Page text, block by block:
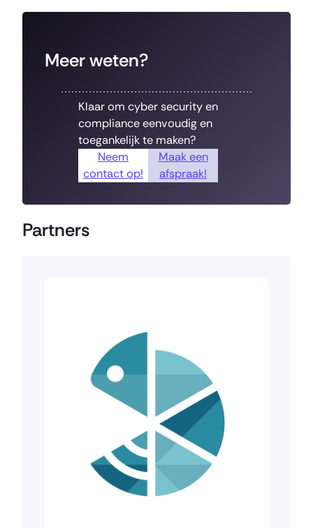
Meer weten?
Klaar om cyber security en
compliance eenvoudig en
toegankelijk te maken?
Neem
contact op!
Maak een
afspraak!
Partners